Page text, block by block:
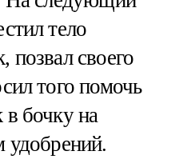
тело
своего
того помочь
бочку на
удобрений.